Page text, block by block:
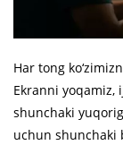
Har tong
Ekranni
shunchaki
uchun shunchaki